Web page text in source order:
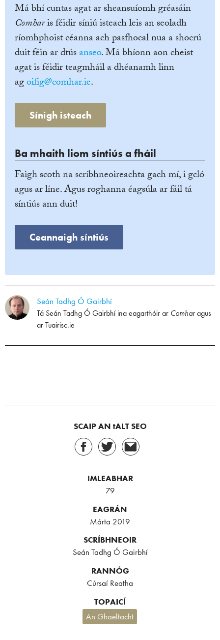
Má bhí cuntas agat ar sheansuíomh gréasáin
Comharis féidir síniú isteach leis an seoladh
ríomhphoist céanna ach pasfhocal nua a shocrú
duit féin ar dtúsanseo. Má bhíonn aon cheist
agat is féidir teagmháil a dhéanamh linn
agoifig@comhar.ie.
Sínigh isteach
Ba mhaith liom síntiús a fháil
Faigh scoth na scríbhneoireachta gach mí, i gcló
agus ar líne. Agus roghanna éagsúla ar fáil tá
síntiús ann duit!
Ceannaigh síntiús
Seán Tadhg Ó Gairbhí
Tá Seán Tadhg Ó Gairbhí ina eagarthóir ar Comharagus
arTuairisc.ie
SCAIP AN tALT SEO
IMLEABHAR
79
EAGRÁN
Márta 2019
SCRÍBHNEOIR
Seán Tadhg Ó Gairbhí
RANNÓG
Cúrsaí Reatha
TOPAICÍ
An Ghaeltacht